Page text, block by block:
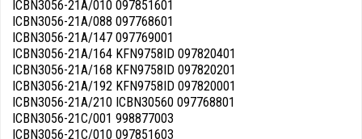
ICBN3056-21A/010 097851601
ICBN3056-21A/088 097768601
ICBN3056-21A/147 097769001
ICBN3056-21A/164 KFN9758ID 097820401
ICBN3056-21A/168 KFN9758ID 097820201
ICBN3056-21A/192 KFN9758ID 097820001
ICBN3056-21A/210 ICBN30560 097768801
ICBN3056-21C/001 998877003
ICBN3056-21C/010 097851603